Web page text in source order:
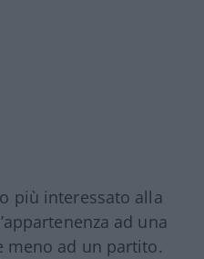
più interessato alla
ad una
meno ad un partito.